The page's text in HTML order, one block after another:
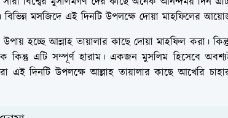
বিভিন্ন মসজিদে এই দিনটি উপলক্ষে দোয়া মাহফিলের
হচ্ছে আল্লাহ তায়ালার কাছে দোয়া মাহফিল করা।
কিন্তু এটি সম্পূর্ণ হারাম। একজন মুসলিম হিসেবে
দিনটি উপলক্ষে আল্লাহ তায়ালার কাছে আখেরি